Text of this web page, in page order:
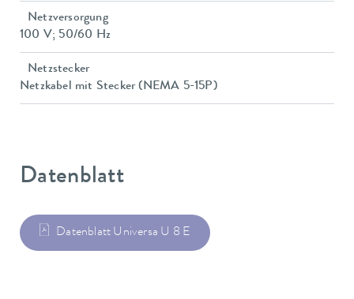
Netzversorgung
100 V; 50/60 Hz
Netzstecker
Netzkabel mit Stecker (NEMA 5-15P)
Datenblatt
Datenblatt Universa U 8 E